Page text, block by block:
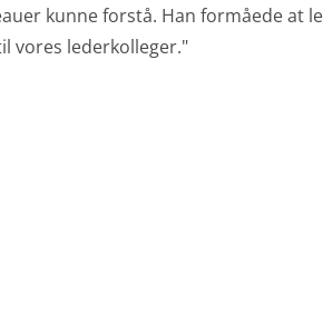
kunne forstå. Han formåede at
vores lederkolleger."